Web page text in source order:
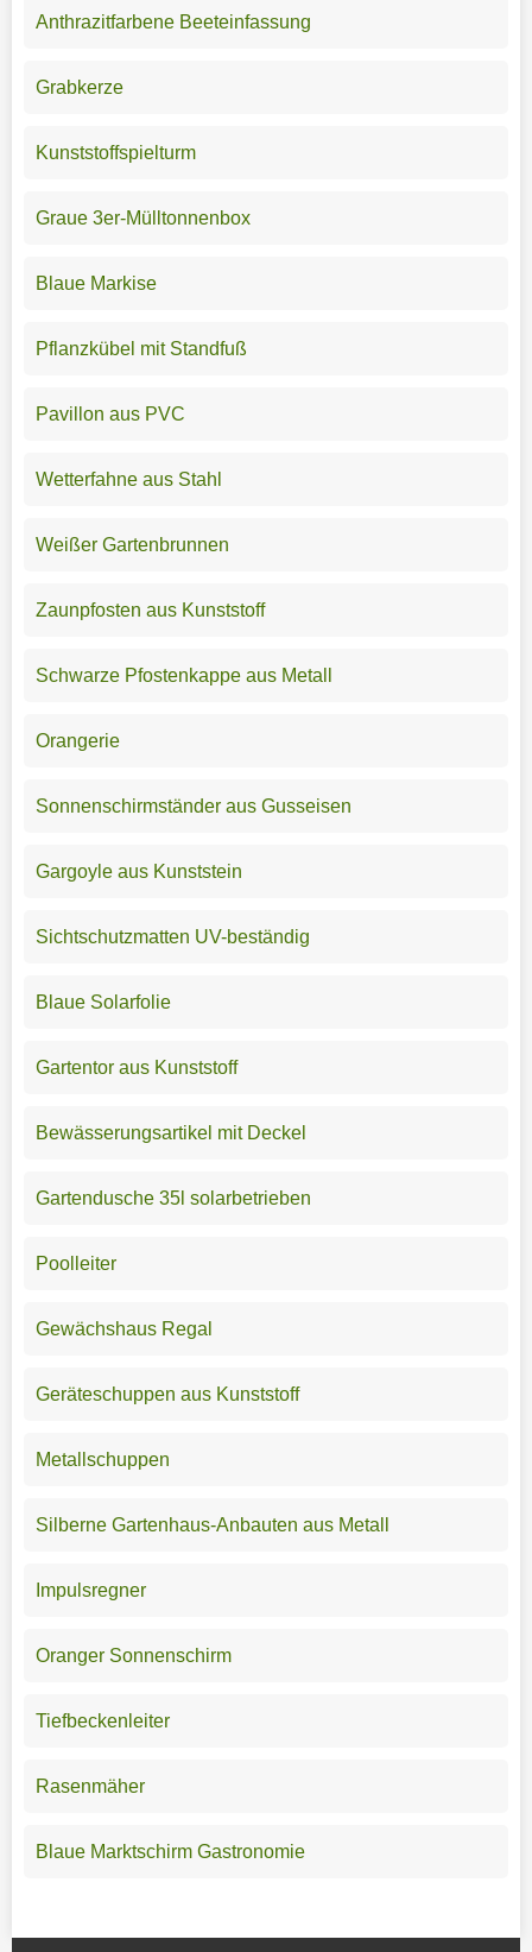
Anthrazitfarbene Beeteinfassung
Grabkerze
Kunststoffspielturm
Graue 3er-Mülltonnenbox
Blaue Markise
Pflanzkübel mit Standfuß
Pavillon aus PVC
Wetterfahne aus Stahl
Weißer Gartenbrunnen
Zaunpfosten aus Kunststoff
Schwarze Pfostenkappe aus Metall
Orangerie
Sonnenschirmständer aus Gusseisen
Gargoyle aus Kunststein
Sichtschutzmatten UV-beständig
Blaue Solarfolie
Gartentor aus Kunststoff
Bewässerungsartikel mit Deckel
Gartendusche 35l solarbetrieben
Poolleiter
Gewächshaus Regal
Geräteschuppen aus Kunststoff
Metallschuppen
Silberne Gartenhaus-Anbauten aus Metall
Impulsregner
Oranger Sonnenschirm
Tiefbeckenleiter
Rasenmäher
Blaue Marktschirm Gastronomie